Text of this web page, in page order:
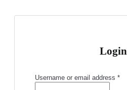
Login
Username or email address *